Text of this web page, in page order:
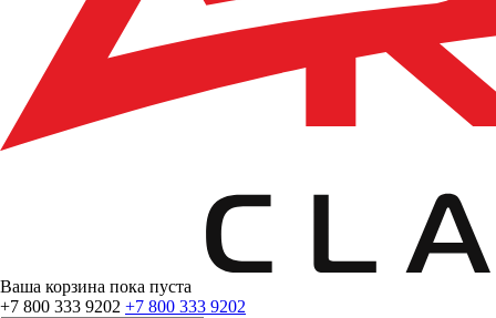
Ваша корзина пока пуста
+7 800 333 9202 +7 800 333 9202